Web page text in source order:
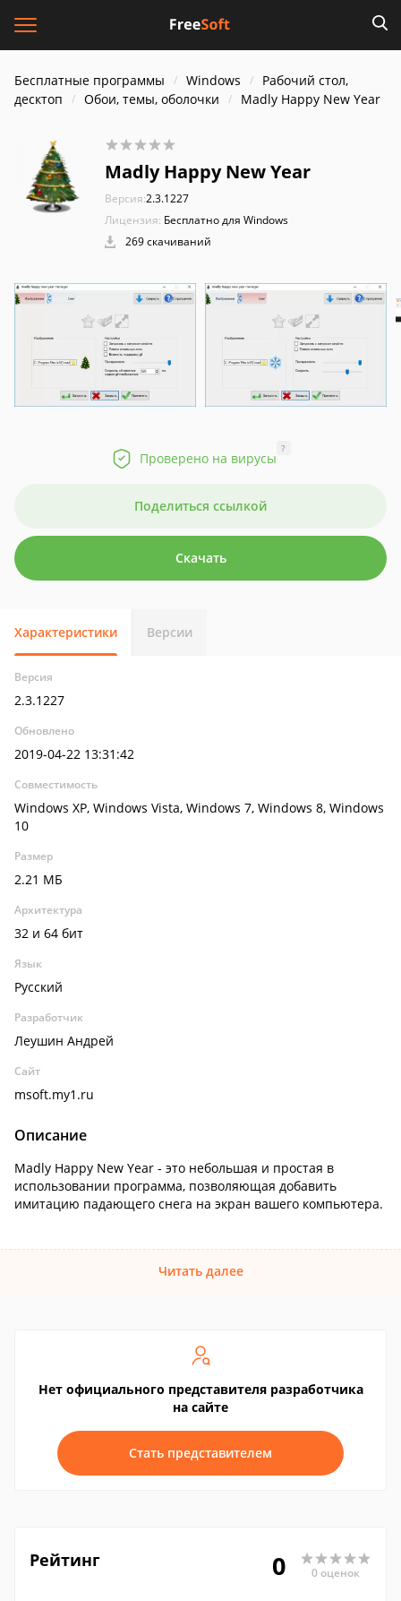
Бесплатные программы Windows
Рабочий стол,
десктоп
Обои, темы, оболочки Madly Happy New Year
Madly Happy New Year
Версия:2.3.1227
Лицензия: Бесплатно для Windows
269 скачиваний
Проверено на вирусы
?
Поделиться ссылкой
Скачать
Характеристики Версии
Версия
2.3.1227
Обновлено
2019-04-22 13:31:42
Совместимость
Windows XP, Windows Vista, Windows 7, Windows 8, Windows
10
Размер
2.21 МБ
Архитектура
32 и 64 бит
Язык
Русский
Разработчик
Леушин Андрей
Сайт
msoft.my1.ru
Описание
Madly Happy New Year - это небольшая и простая в
использовании программа, позволяющая добавить
имитацию падающего снега на экран вашего компьютера.
Читать далее
Нет официального представителя разработчика
на сайте
Стать представителем
Рейтинг 0 0 оценок